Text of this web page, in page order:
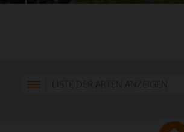
LISTE DER ARTEN ANZEIGEN